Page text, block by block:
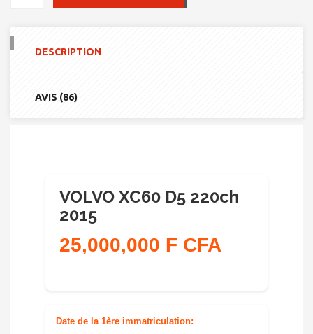
220CHDESCRIPTION
AVIS (86)
VOLVO XC60 D5 220ch
2015
25,000,000 F CFA
Date de la 1ère immatriculation: